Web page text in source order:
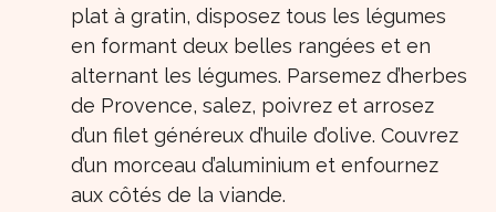
plat à gratin, disposez tous les légumes
en formant deux belles rangées et en
alternant les légumes. Parsemez d’herbes
de Provence, salez, poivrez et arrosez
d’un filet généreux d’huile d’olive. Couvrez
d’un morceau d’aluminium et enfournez
aux côtés de la viande.